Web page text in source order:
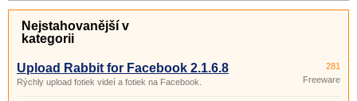
Nejstahovanější v
kategorii
Upload Rabbit for Facebook 2.1.6.8
Rýchly upload fotiek videí a fotiek na Facebook.
281
Freeware